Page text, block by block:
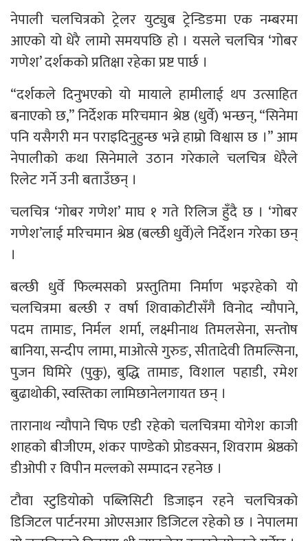
नेपाली चलचित्रको ट्रेलर युट्युब ट्रेन्डिङमा एक नम्बरमा
आएको यो धेरै लामो समयपछि हो । यसले चलचित्र ‘गोबर
गणेश’ दर्शकको प्रतिक्षा रहेका प्रष्ट पार्छ ।
“दर्शकले दिनुभएको यो मायाले हामीलाई थप उत्साहित
बनाएको छ,” निर्देशक मरिचमान श्रेष्ठ (धुर्वे) भन्छन्, “सिनेमा
पनि यसैगरी मन पराइदिनुहुन्छ भन्ने हाम्रो विश्वास छ ।” आम
नेपालीको कथा सिनेमाले उठान गरेकाले चलचित्र धेरैले
रिलेट गर्ने उनी बताउँछन् ।
चलचित्र ‘गोबर गणेश’ माघ १ गते रिलिज हुँदै छ । ‘गोबर
गणेश’लाई मरिचमान श्रेष्ठ (बल्छी धुर्वे)ले निर्देशन गरेका छन्
।
बल्छी धुर्वे फिल्मसको प्रस्तुतिमा निर्माण भइरहेको यो
चलचित्रमा बल्छी र वर्षा शिवाकोटीसँगै विनोद न्यौपाने,
पदम तामाङ, निर्मल शर्मा, लक्ष्मीनाथ तिमलसेना, सन्तोष
बानिया, सन्दीप लामा, माओत्से गुरुङ, सीतादेवी तिमल्सिना,
पुजन घिमिरे (पुकु), बुद्धि तामाङ, विशाल पहाडी, रमेश
बुढाथोकी, स्वस्तिका लामिछानेलगायत छन् ।
तारानाथ न्यौपाने चिफ एडी रहेको चलचित्रमा योगेश काजी
शाहको बीजीएम, शंकर पाण्डेको प्रोडक्सन, शिवराम श्रेष्ठको
डीओपी र विपीन मल्लको सम्पादन रहनेछ ।
टौवा स्टुडियोको पब्लिसिटी डिजाइन रहने चलचित्रको
डिजिटल पार्टनरमा ओएसआर डिजिटल रहेको छ । नेपालमा